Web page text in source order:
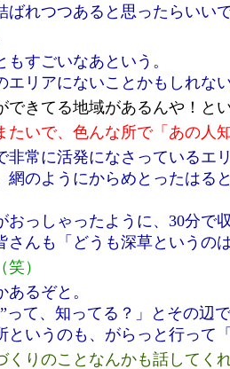
ばれつつあると思ったらいい
もすごいなあという。
エリアにないことかもしれな
できてる地域があるんや！と
たいで、色んな所で「あの人
非常に活発になさっているエ
網のようにからめとったはる
おっしゃったように、30分で
さんも「どうも深草というの
）
るぞと。
って、知ってる？」とその辺
というのも、がらっと行って
くりのことなんかも話してく